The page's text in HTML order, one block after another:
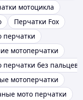
мотоцикла
Перчатки Fox
перчатки
мотоперчатки
перчатки без пальцев
мотоперчатки
мото перчатки